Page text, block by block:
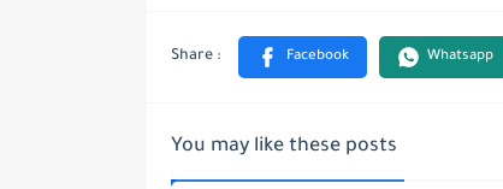
You may like these posts